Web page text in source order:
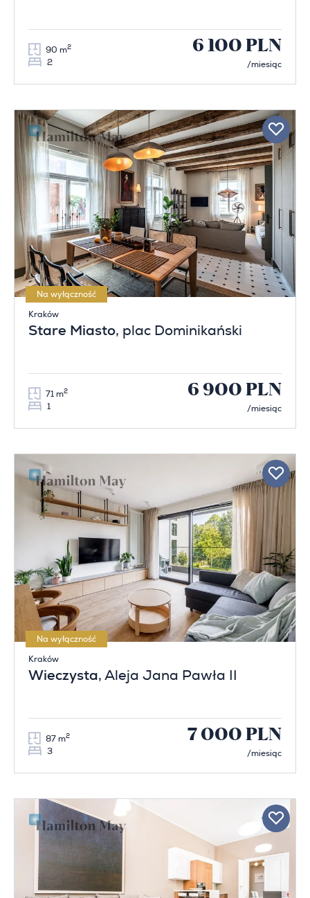
90 m2
2
6 100 PLN
/miesiąc
Na wyłączność
Kraków
Stare Miasto, plac Dominikański
71 m2
1
6 900 PLN
/miesiąc
Na wyłączność
Kraków
Wieczysta, Aleja Jana Pawła II
87 m2
3
7 000 PLN
/miesiąc